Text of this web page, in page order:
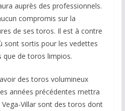
auprès des professionnels.
compromis sur la
de ses toros. Il est à contre
sont sortis pour les vedettes
que de toros limpios.
des toros volumineux
années précédentes mettra
Villar sont des toros dont